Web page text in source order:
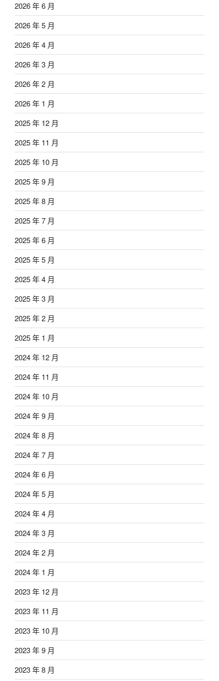
2026 年 6 月
2026 年 5 月
2026 年 4 月
2026 年 3 月
2026 年 2 月
2026 年 1 月
2025 年 12 月
2025 年 11 月
2025 年 10 月
2025 年 9 月
2025 年 8 月
2025 年 7 月
2025 年 6 月
2025 年 5 月
2025 年 4 月
2025 年 3 月
2025 年 2 月
2025 年 1 月
2024 年 12 月
2024 年 11 月
2024 年 10 月
2024 年 9 月
2024 年 8 月
2024 年 7 月
2024 年 6 月
2024 年 5 月
2024 年 4 月
2024 年 3 月
2024 年 2 月
2024 年 1 月
2023 年 12 月
2023 年 11 月
2023 年 10 月
2023 年 9 月
2023 年 8 月